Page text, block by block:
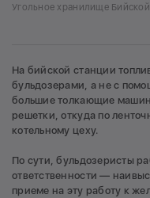
Угольное хранилище
На бийской станции
бульдозерами, а не c
большие толкающие
решетки, откуда по
котельному цеху.
По сути, бульдозеристы
ответственности —
приеме на эту работу к